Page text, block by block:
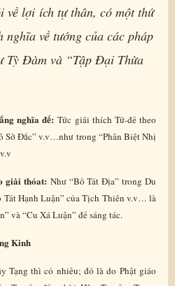
về lợi ích tự thân, có một thứ
về tướng của các pháp
Tỳ Đàm và “Tập Đại Thừa
nghĩa đế: Tức giải thích Tứ-đế theo
Sở Đắc” v.v…như trong “Phân Biệt Nhị
giải thóat: Như “Bồ Tát Địa” trong Du
Tát Hạnh Luận” của Tịch Thiên v.v… là
và “Cu Xá Luận” để sáng tác.
Kinh
Tạng thì có nhiều; đó là do Phật giáo